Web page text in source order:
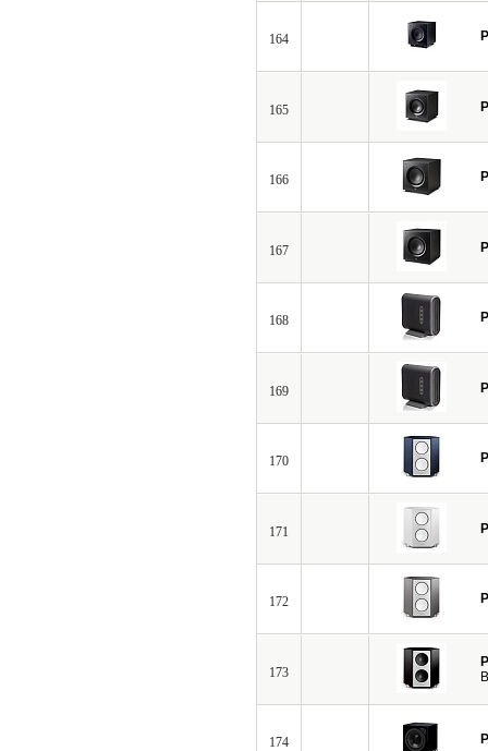
164
165
166
167
168
169
170
171
172
173
174